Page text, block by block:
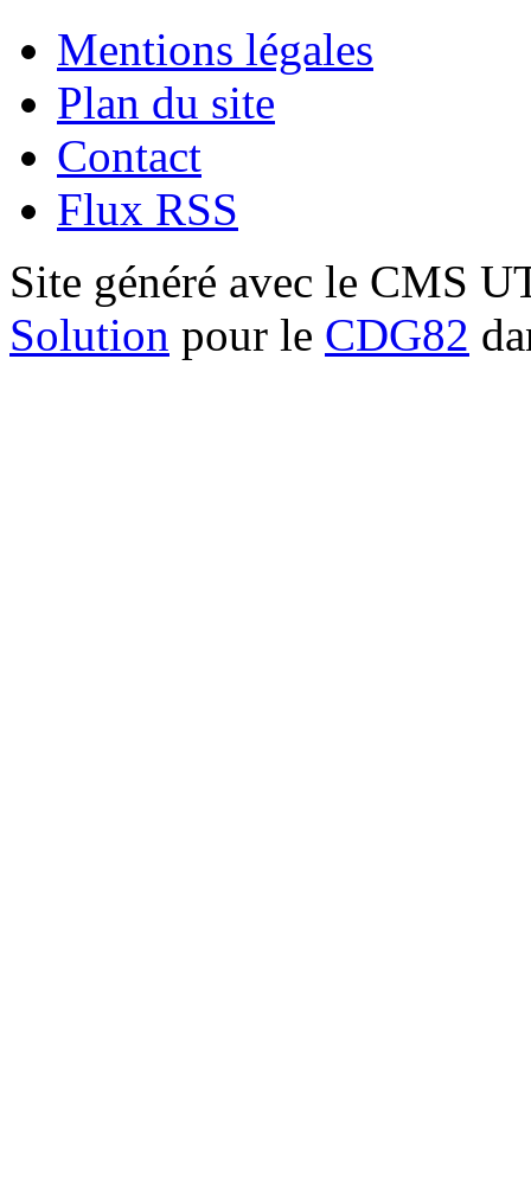
Mentions légales
Plan du site
Contact
Flux RSS
Site généré avec le CMS
Solution pour le CDG82